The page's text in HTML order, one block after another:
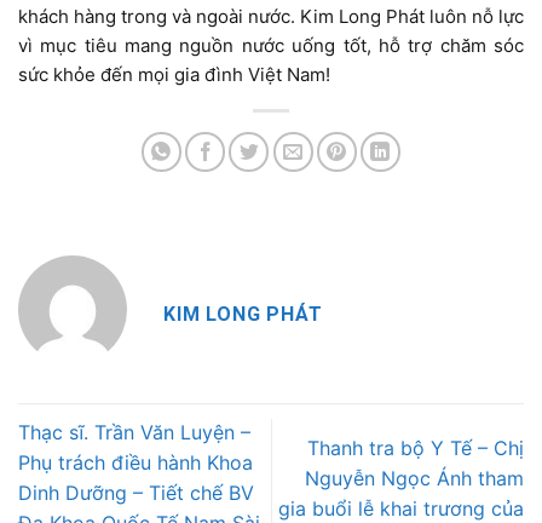
khách hàng trong và ngoài nước. Kim Long Phát luôn nỗ lực
vì mục tiêu mang nguồn nước uống tốt, hỗ trợ chăm sóc
sức khỏe đến mọi gia đình Việt Nam!
KIM LONG PHÁT
Thạc sĩ. Trần Văn Luyện –
Phụ trách điều hành Khoa
Dinh Dưỡng – Tiết chế BV
Thanh tra bộ Y Tế – Chị
Nguyễn Ngọc Ánh tham
gia buổi lễ khai trương của